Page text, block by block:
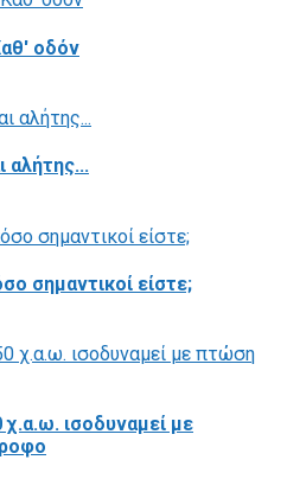
οδόν
αλήτης...
σημαντικοί είστε;
ισοδυναμεί με